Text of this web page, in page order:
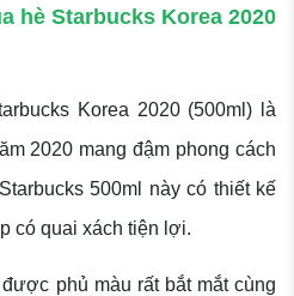
hè Starbucks Korea 2020
Korea 2020 (500ml) là
2020 mang đậm phong cách
500ml này có thiết kế
có quai xách tiện lợi.
phủ màu rất bắt mắt cùng